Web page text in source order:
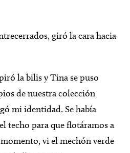
giró la cara hacia
la bilis y Tina se puso
de nuestra colección
mi identidad. Se había
techo para que flotáramos a
vi el mechón verde